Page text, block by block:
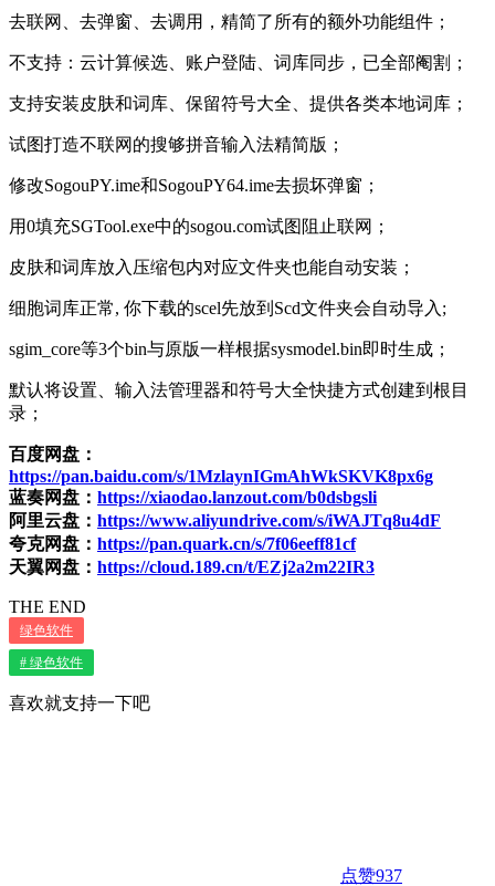
去联网、去弹窗、去调用，精简了所有的额外功能组件；
不支持：云计算候选、账户登陆、词库同步，已全部阉割；
支持安装皮肤和词库、保留符号大全、提供各类本地词库；
试图打造不联网的搜够拼音输入法精简版；
修改SogouPY.ime和SogouPY64.ime去损坏弹窗；
用0填充SGTool.exe中的sogou.com试图阻止联网；
皮肤和词库放入压缩包内对应文件夹也能自动安装；
细胞词库正常, 你下载的scel先放到Scd文件夹会自动导入;
sgim_core等3个bin与原版一样根据sysmodel.bin即时生成；
默认将设置、输入法管理器和符号大全快捷方式创建到根目
录；
百度网盘：
https://pan.baidu.com/s/1MzlaynIGmAhWkSKVK8px6g
蓝奏网盘： https://xiaodao.lanzout.com/b0dsbgsli
阿里云盘： https://www.aliyundrive.com/s/iWAJTq8u4dF
夸克网盘： https://pan.quark.cn/s/7f06eeff81cf
天翼网盘： https://cloud.189.cn/t/EZj2a2m22IR3
THE END
绿色软件
# 绿色软件
喜欢就支持一下吧
点赞937